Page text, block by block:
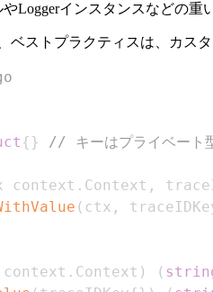
Loggerインスタンスなどの重
ベストプラクティスは、カス
{ } // キーはプライベート
context . Context ,
( ctx ,
. Context ) (